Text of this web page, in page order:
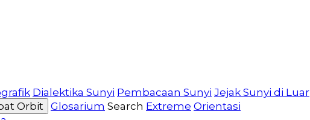
Dialektika Sunyi Pembacaan Sunyi Jejak Sunyi di Luar
Orbit Glosarium Search Extreme Orientasi